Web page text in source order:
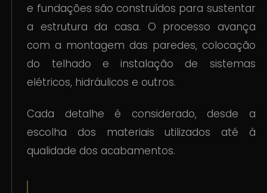
e fundações são construídos para sustentar
a estrutura da casa. O processo avança
com a montagem das paredes, colocação
do telhado e instalação de sistemas
elétricos, hidráulicos e outros.
Cada detalhe é considerado, desde a
escolha dos materiais utilizados até à
qualidade dos acabamentos.